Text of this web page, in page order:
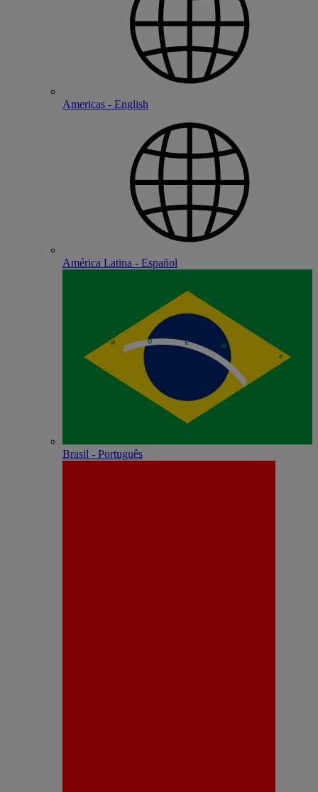
Americas - English
América Latina - Español
Brasil - Português